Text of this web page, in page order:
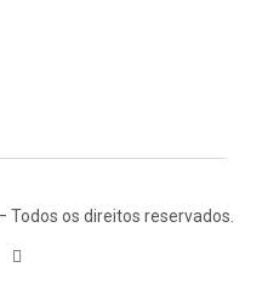
os direitos reservados.